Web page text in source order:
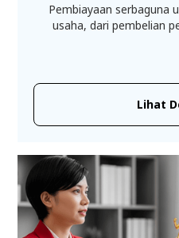
Pembiayaan serbaguna
usaha, dari pembelian
Lihat